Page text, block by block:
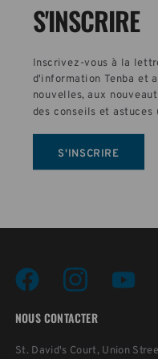
S'INSCRIRE
Inscrivez-vous à la
d'information Tenba et
nouvelles, aux
des conseils et astuces
S'INSCRIRE
NOUS CONTACTER
St. David's Court, Union